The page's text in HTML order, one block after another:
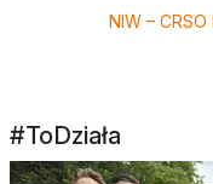
NIW –
#ToDziała